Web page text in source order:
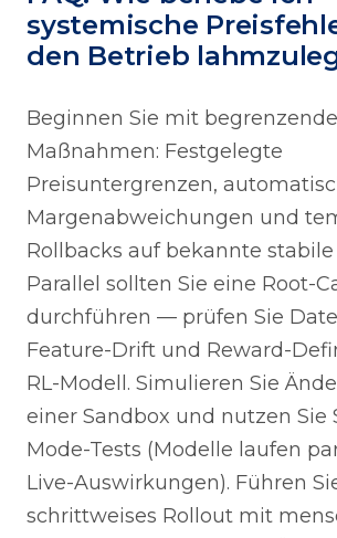
systemische
den Betrieb
Beginnen Sie mit
Maßnahmen: Festgelegte
Preisuntergrenzen,
Margenabweichungen und
Rollbacks auf bekannte stabile
Parallel sollten Sie eine Root-
durchführen — prüfen Sie
Feature-Drift und Reward-
RL-Modell. Simulieren Sie
einer Sandbox und nutzen Sie
Mode-Tests (Modelle laufen
Live-Auswirkungen). Führen
schrittweises Rollout mit